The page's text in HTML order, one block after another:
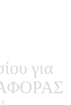
για